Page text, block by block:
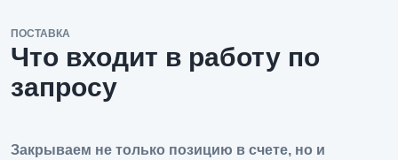
ПОСТАВКА
Что входит в работу по
запросу
Закрываем не только позицию в счете, но и